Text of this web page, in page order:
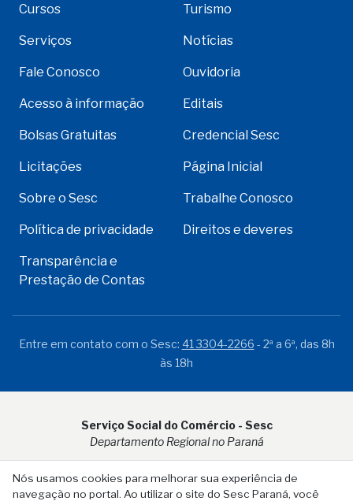
Nós usamos cookies para melhorar sua experiência de
navegação no portal. Ao utilizar o site do Sesc Paraná, você
Cursos Turismo
Serviços Notícias
Fale Conosco Ouvidoria
Acesso à informação Editais
Bolsas Gratuitas Credencial Sesc
Licitações Página Inicial
Sobre o Sesc Trabalhe Conosco
Política de privacidade Direitos e deveres
Transparência e
Prestação de Contas
Entre em contato com o Sesc: 41 3304-2266 - 2ª a 6ª, das 8h
às 18h
Serviço Social do Comércio - Sesc
Departamento Regional no Paraná
Rua Visconde do Rio Branco, 931 - CEP 80.410-001 - Curitiba -
PR